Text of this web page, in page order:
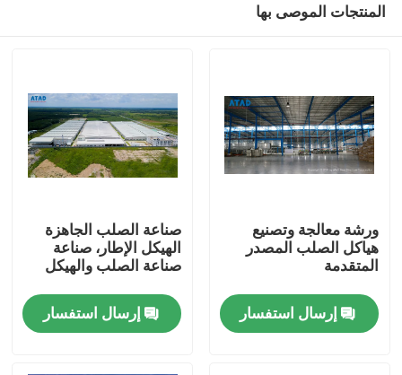
المنتجات الموصى بها
ورشة معالجة وتصنيع
هياكل الصلب المصدر
المتقدمة
إرسال استفسار
صناعة الصلب الجاهزة
الهيكل الإطار، صناعة
صناعة الصلب والهيكل
إرسال استفسار